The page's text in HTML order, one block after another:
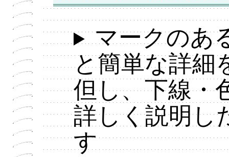
マークのあ
と簡単な詳細
但し、下線・
詳しく説明し
す